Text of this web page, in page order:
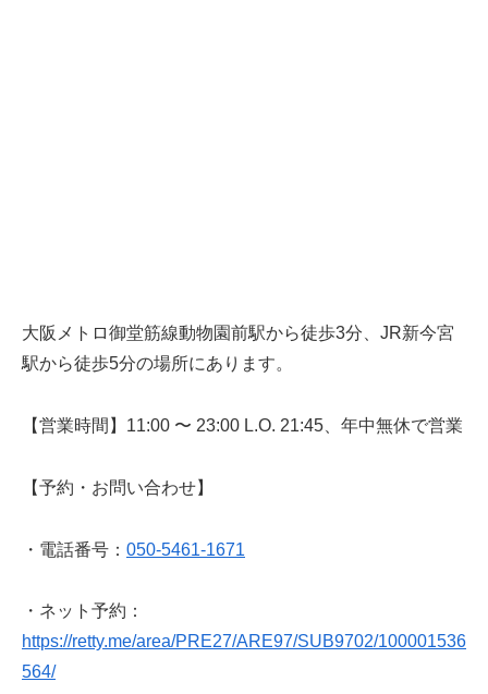
大阪メトロ御堂筋線動物園前駅から徒歩3分、JR新今宮
駅から徒歩5分の場所にあります。
【営業時間】11:00 〜 23:00 L.O. 21:45、年中無休で営業
【予約・お問い合わせ】
・電話番号： 050-5461-1671
・ネット予約：
https://retty.me/area/PRE27/ARE97/SUB9702/100001536
564/